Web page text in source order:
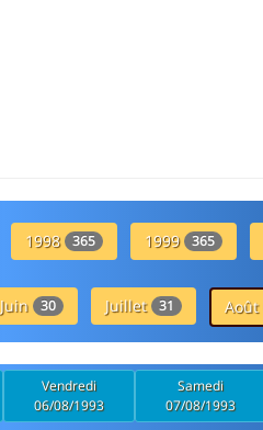
1998 365 1999 365
Juin 30 Juillet 31 Août
Vendredi
06/08/1993
Samedi
07/08/1993